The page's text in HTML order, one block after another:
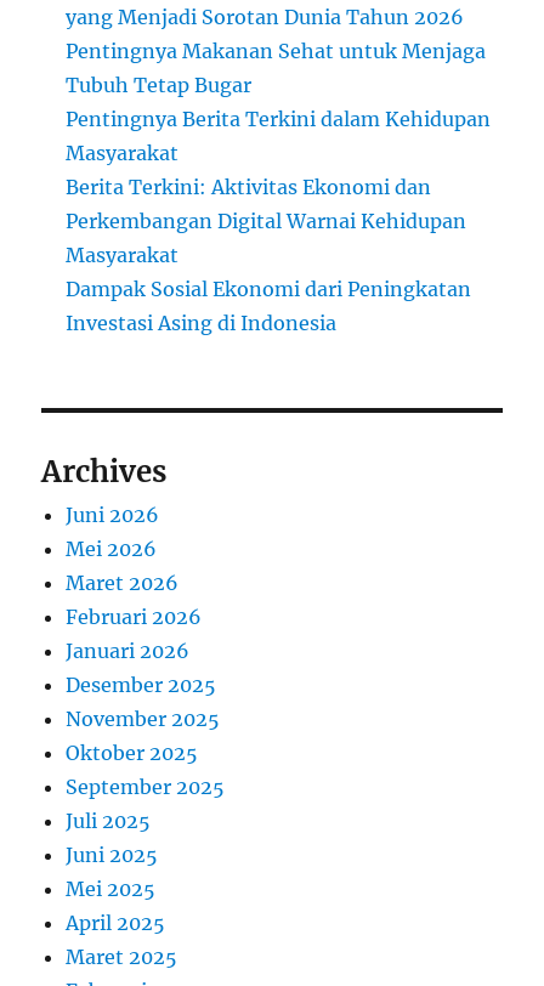
yang Menjadi Sorotan Dunia Tahun 2026
Pentingnya Makanan Sehat untuk Menjaga
Tubuh Tetap Bugar
Pentingnya Berita Terkini dalam Kehidupan
Masyarakat
Berita Terkini: Aktivitas Ekonomi dan
Perkembangan Digital Warnai Kehidupan
Masyarakat
Dampak Sosial Ekonomi dari Peningkatan
Investasi Asing di Indonesia
Archives
Juni 2026
Mei 2026
Maret 2026
Februari 2026
Januari 2026
Desember 2025
November 2025
Oktober 2025
September 2025
Juli 2025
Juni 2025
Mei 2025
April 2025
Maret 2025